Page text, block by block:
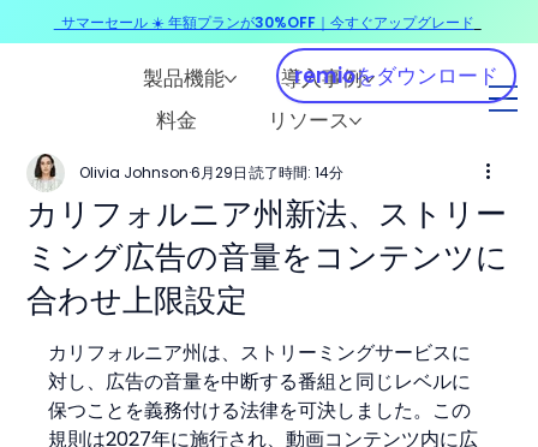
製品機能
導入事例
料金
リソース
remioをダウンロード
カリフォルニア州新法、ストリー
ミング広告の音量をコンテンツに
合わせ上限設定
Olivia Johnson 6月29日 読了時間: 14分
カリフォルニア州は、ストリーミングサービスに
対し、広告の音量を中断する番組と同じレベルに
保つことを義務付ける法律を可決しました。この
規則は2027年に施行され、動画コンテンツ内に広
サマーセール ☀️ 年額プランが30%OFF｜今すぐアップグレード